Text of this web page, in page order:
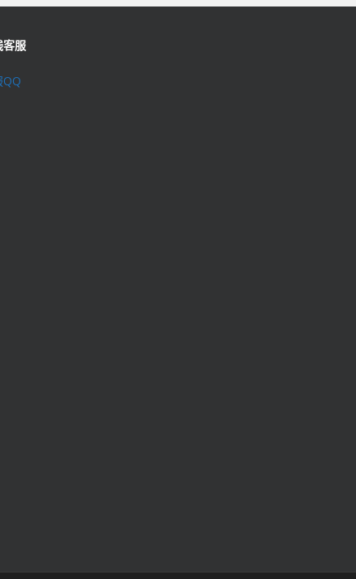
客服
QQ